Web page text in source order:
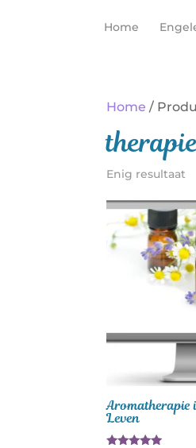
Home
Home /
Enig resultaat
Aromatherapie
Leven